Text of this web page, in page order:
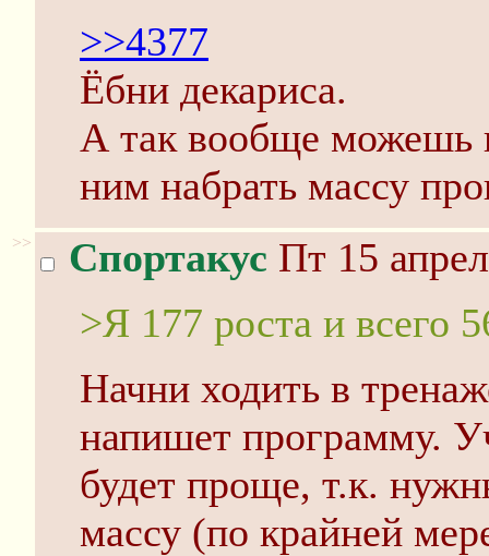
>>4377
Ёбни декариса.
А так вообще можешь
ним набрать массу
>> Спортакус Пт 15
>Я 177 роста и всего
Начни ходить в
напишет программу.
будет проще, т.к.
массу (по крайней